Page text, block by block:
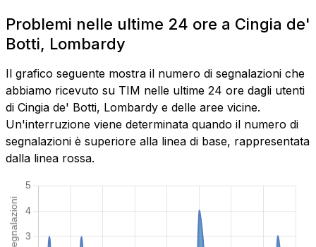
Problemi nelle ultime 24 ore a Cingia de'
Botti, Lombardy
Il grafico seguente mostra il numero di segnalazioni che
abbiamo ricevuto su TIM nelle ultime 24 ore dagli utenti
di Cingia de' Botti, Lombardy e delle aree vicine.
Un'interruzione viene determinata quando il numero di
segnalazioni è superiore alla linea di base, rappresentata
dalla linea rossa.